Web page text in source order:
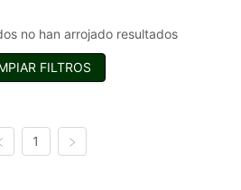
no han arrojado resultados
FILTROS
1